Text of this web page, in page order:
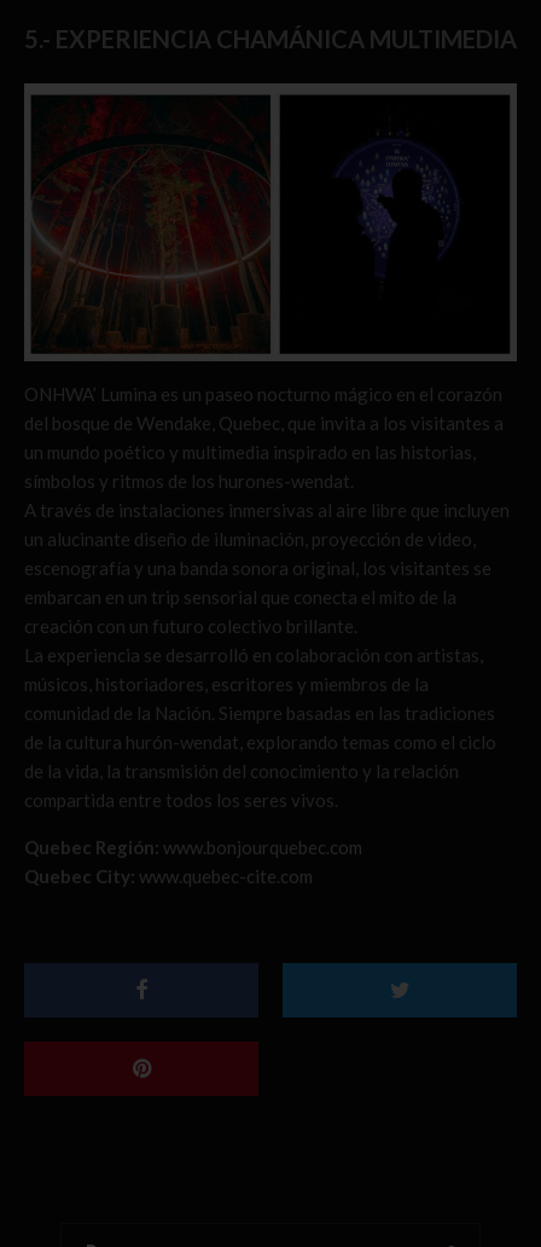
5.- EXPERIENCIA CHAMÁNICA MULTIMEDIA
ONHWA’ Lumina es un paseo nocturno mágico en el corazón
del bosque de Wendake, Quebec, que invita a los visitantes a
un mundo poético y multimedia inspirado en las historias,
símbolos y ritmos de los hurones-wendat.
A través de instalaciones inmersivas al aire libre que incluyen
un alucinante diseño de iluminación, proyección de video,
escenografía y una banda sonora original, los visitantes se
embarcan en un trip sensorial que conecta el mito de la
creación con un futuro colectivo brillante.
La experiencia se desarrolló en colaboración con artistas,
músicos, historiadores, escritores y miembros de la
comunidad de la Nación. Siempre basadas en las tradiciones
de la cultura hurón-wendat, explorando temas como el ciclo
de la vida, la transmisión del conocimiento y la relación
compartida entre todos los seres vivos.
Quebec Región: www.bonjourquebec.com
Quebec City: www.quebec-cite.com